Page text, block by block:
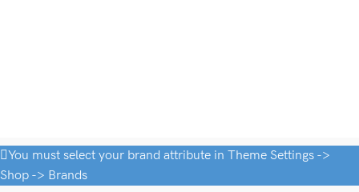
You must select your brand attribute in Theme Settings ->
Shop -> Brands